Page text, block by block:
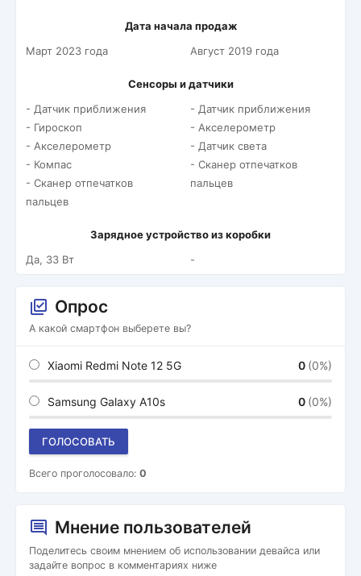
Дата начала продаж
Март 2023 года
Август 2019 года
Сенсоры и датчики
- Датчик приближения
- Гироскоп
- Акселерометр
- Компас
- Сканер отпечатков
пальцев
- Датчик приближения
- Акселерометр
- Датчик света
- Сканер отпечатков
пальцев
Зарядное устройство из коробки
Да, 33 Вт
-
Опрос
А какой смартфон выберете вы?
Xiaomi Redmi Note 12 5G 0 (0%)
Samsung Galaxy A10s 0 (0%)
ГОЛОСОВАТЬ
Всего проголосовало: 0
Мнение пользователей
Поделитесь своим мнением об использовании девайса или
задайте вопрос в комментариях ниже